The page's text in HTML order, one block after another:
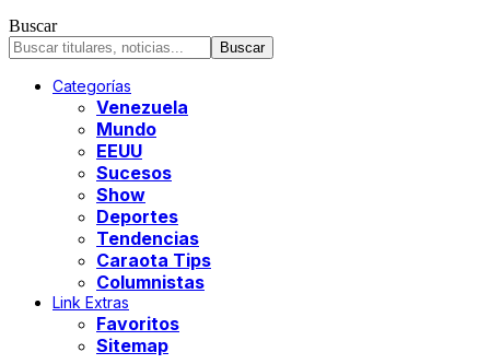
Buscar
Categorías
Venezuela
Mundo
EEUU
Sucesos
Show
Deportes
Tendencias
Caraota Tips
Columnistas
Link Extras
Favoritos
Sitemap